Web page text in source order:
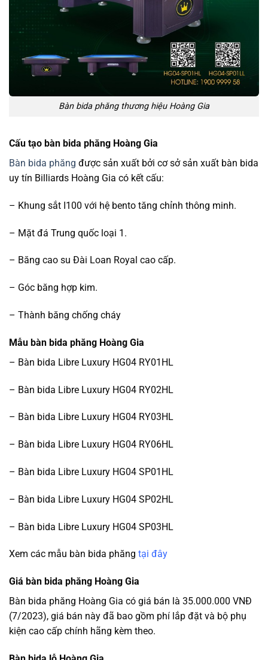
Bàn bida phăng thương hiệu Hoàng Gia
Cấu tạo bàn bida phăng Hoàng Gia
Bàn bida phăng được sản xuất bởi cơ sở sản xuất bàn bida
uy tín Billiards Hoàng Gia có kết cấu:
– Khung sắt I100 với hệ bento tăng chỉnh thông minh.
– Mặt đá Trung quốc loại 1.
– Băng cao su Đài Loan Royal cao cấp.
– Góc băng hợp kim.
– Thành băng chống cháy
Mẫu bàn bida phăng Hoàng Gia
– Bàn bida Libre Luxury HG04 RY01HL
– Bàn bida Libre Luxury HG04 RY02HL
– Bàn bida Libre Luxury HG04 RY03HL
– Bàn bida Libre Luxury HG04 RY06HL
– Bàn bida Libre Luxury HG04 SP01HL
– Bàn bida Libre Luxury HG04 SP02HL
– Bàn bida Libre Luxury HG04 SP03HL
Xem các mẫu bàn bida phăng tại đây
Giá bàn bida phăng Hoàng Gia
Bàn bida phăng Hoàng Gia có giá bán là 35.000.000 VNĐ
(7/2023), giá bán này đã bao gồm phí lắp đặt và bộ phụ
kiện cao cấp chính hãng kèm theo.